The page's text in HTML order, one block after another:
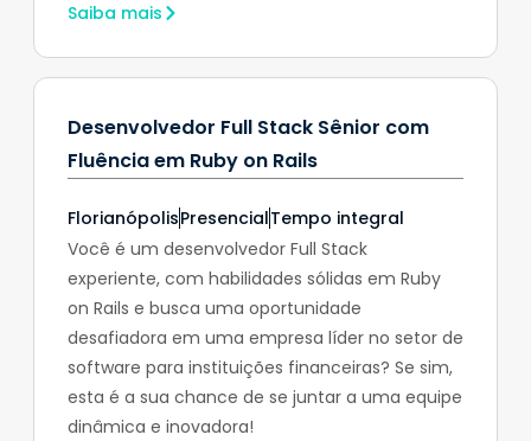
Saiba mais
Desenvolvedor Full Stack Sênior com
Fluência em Ruby on Rails
FlorianópolisPresencialTempo integral
Você é um desenvolvedor Full Stack
experiente, com habilidades sólidas em Ruby
on Rails e busca uma oportunidade
desafiadora em uma empresa líder no setor de
software para instituições financeiras? Se sim,
esta é a sua chance de se juntar a uma equipe
dinâmica e inovadora!